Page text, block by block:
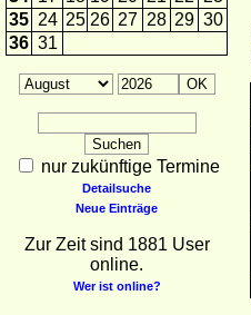
35 24 25 26 27 28 29 30
36 31
nur zukünftige Termine
Detailsuche
Neue Einträge
Zur Zeit sind 1881 User
online.
Wer ist online?